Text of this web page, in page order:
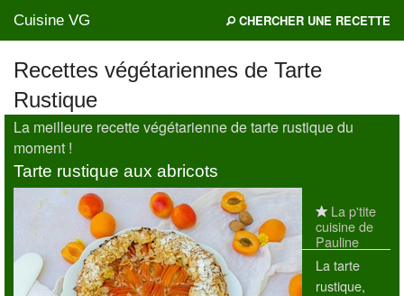
Cuisine VG CHERCHER UNE RECETTE
Mes blogs préférés
Recettes végétariennes de Tarte
Rustique
La meilleure recette végétarienne de tarte rustique du
moment !
Tarte rustique aux abricots
La p'tite
cuisine de
Pauline
La tarte
rustique,